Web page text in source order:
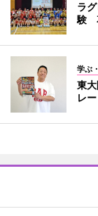
ラ
験
学ぶ
東
レ